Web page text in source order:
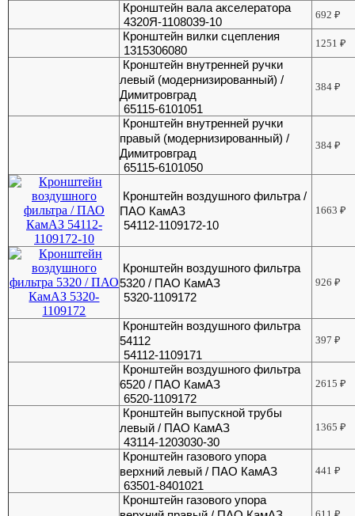
Кронштейн вала акселератора
4320Я-1108039-10
692₽
Кронштейн вилки сцепления
1315306080
1251₽
Кронштейн внутренней ручки
левый (модернизированный) /
Димитровград
65115-6101051
384₽
Кронштейн внутренней ручки
правый (модернизированный) /
Димитровград
65115-6101050
384₽
Кронштейн воздушного фильтра /
ПАО КамАЗ
54112-1109172-10
1663₽
Кронштейн воздушного фильтра
5320 / ПАО КамАЗ
5320-1109172
926₽
Кронштейн воздушного фильтра
54112
54112-1109171
397₽
Кронштейн воздушного фильтра
6520 / ПАО КамАЗ
6520-1109172
2615₽
Кронштейн выпускной трубы
левый / ПАО КамАЗ
43114-1203030-30
1365₽
Кронштейн газового упора
верхний левый / ПАО КамАЗ
63501-8401021
441₽
Кронштейн газового упора